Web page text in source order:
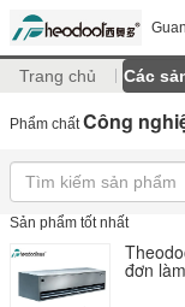
Trang chủ Các
Phẩm chấtCông
Sản phẩm tốt nhất
đơn